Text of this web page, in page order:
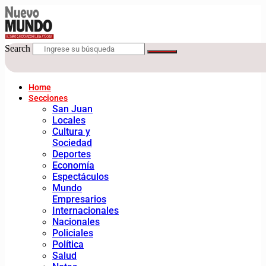
Search
Home
Secciones
San Juan
Locales
Cultura y
Sociedad
Deportes
Economía
Espectáculos
Mundo
Empresarios
Internacionales
Nacionales
Policiales
Política
Salud